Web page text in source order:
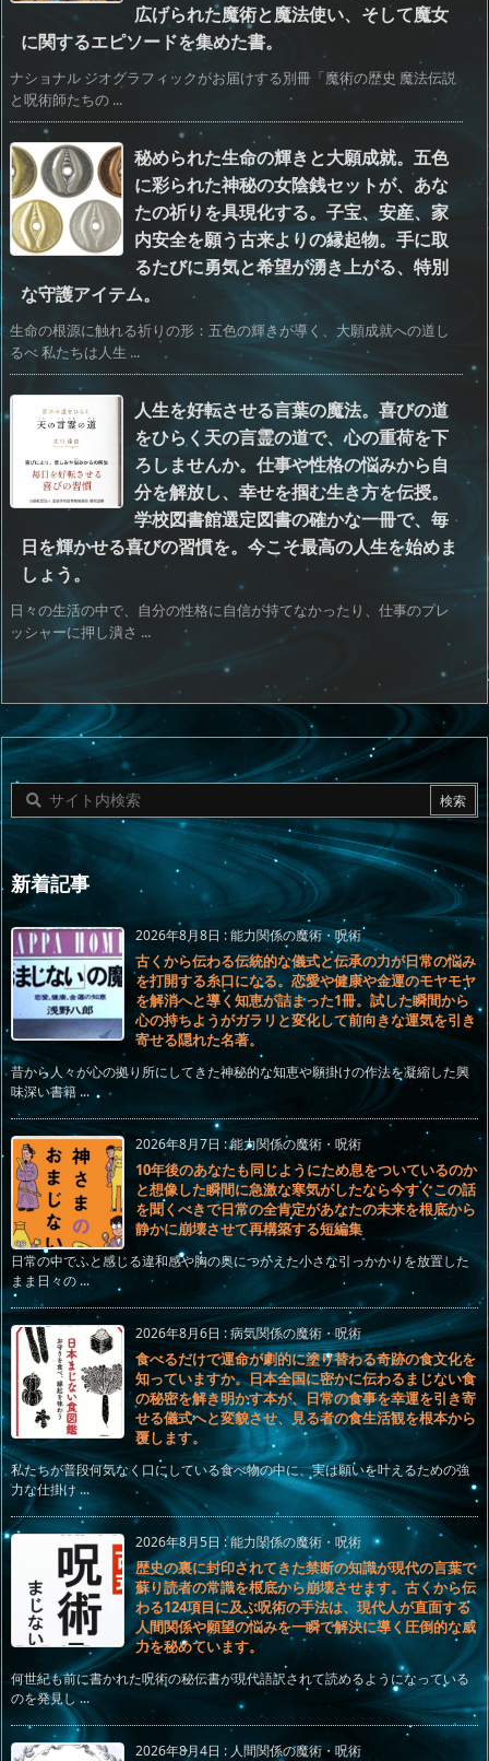
広げられた魔術と魔法使い、そして魔女
に関するエピソードを集めた書。
ナショナル ジオグラフィックがお届けする別冊「魔術の歴史 魔法伝説
と呪術師たちの ...
秘められた生命の輝きと大願成就。五色
に彩られた神秘の女陰銭セットが、あな
たの祈りを具現化する。子宝、安産、家
内安全を願う古来よりの縁起物。手に取
るたびに勇気と希望が湧き上がる、特別
な守護アイテム。
生命の根源に触れる祈りの形：五色の輝きが導く、大願成就への道し
るべ 私たちは人生 ...
人生を好転させる言葉の魔法。喜びの道
をひらく天の言霊の道で、心の重荷を下
ろしませんか。仕事や性格の悩みから自
分を解放し、幸せを掴む生き方を伝授。
学校図書館選定図書の確かな一冊で、毎
日を輝かせる喜びの習慣を。今こそ最高の人生を始めま
しょう。
日々の生活の中で、自分の性格に自信が持てなかったり、仕事のプレ
ッシャーに押し潰さ ...
新着記事
2026年8月8日 :能力関係の魔術・呪術
古くから伝わる伝統的な儀式と伝承の力が日常の悩み
を打開する糸口になる。恋愛や健康や金運のモヤモヤ
を解消へと導く知恵が詰まった1冊。試した瞬間から
心の持ちようがガラリと変化して前向きな運気を引き
寄せる隠れた名著。
昔から人々が心の拠り所にしてきた神秘的な知恵や願掛けの作法を凝縮した興
味深い書籍 ...
2026年8月7日 :能力関係の魔術・呪術
10年後のあなたも同じようにため息をついているのか
と想像した瞬間に急激な寒気がしたなら今すぐこの話
を聞くべきで日常の全肯定があなたの未来を根底から
静かに崩壊させて再構築する短編集
日常の中でふと感じる違和感や胸の奥につかえた小さな引っかかりを放置した
まま日々の ...
2026年8月6日 :病気関係の魔術・呪術
食べるだけで運命が劇的に塗り替わる奇跡の食文化を
知っていますか。日本全国に密かに伝わるまじない食
の秘密を解き明かす本が、日常の食事を幸運を引き寄
せる儀式へと変貌させ、見る者の食生活観を根本から
覆します。
私たちが普段何気なく口にしている食べ物の中に、実は願いを叶えるための強
力な仕掛け ...
2026年8月5日 :能力関係の魔術・呪術
歴史の裏に封印されてきた禁断の知識が現代の言葉で
蘇り読者の常識を根底から崩壊させます。古くから伝
わる124項目に及ぶ呪術の手法は、現代人が直面する
人間関係や願望の悩みを一瞬で解決に導く圧倒的な威
力を秘めています。
何世紀も前に書かれた呪術の秘伝書が現代語訳されて読めるようになっている
のを発見し ...
2026年8月4日 : 人間関係の魔術・呪術